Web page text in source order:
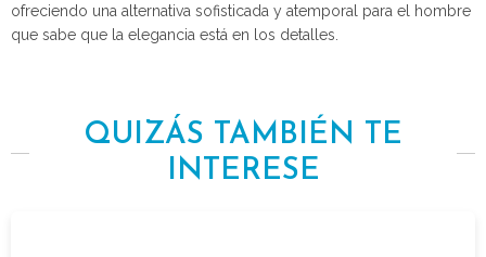
ofreciendo una alternativa sofisticada y atemporal para el hombre
que sabe que la elegancia está en los detalles.
QUIZÁS TAMBIÉN TE
INTERESE